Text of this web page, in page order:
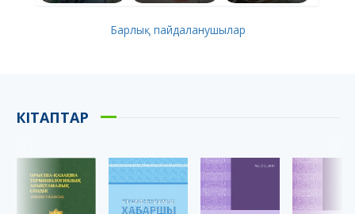
Барлық пайдаланушылар
КІТАПТАР